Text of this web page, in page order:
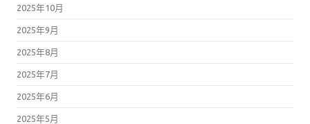
2025年10月
2025年9月
2025年8月
2025年7月
2025年6月
2025年5月